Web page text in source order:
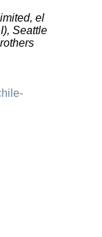
el
Seattle